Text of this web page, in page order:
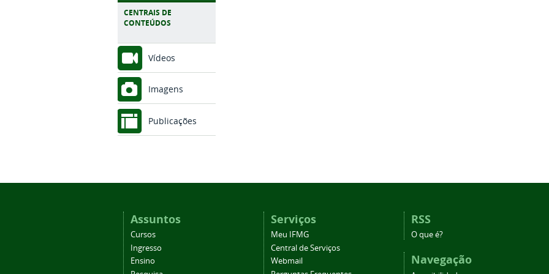
CENTRAIS DE
CONTEÚDOS
Vídeos
Imagens
Publicações
Assuntos
Cursos
Ingresso
Ensino
Serviços
Meu IFMG
Central de Serviços
Webmail
RSS
O que é?
Navegação